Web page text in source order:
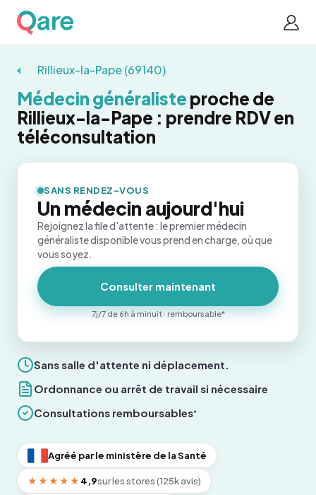
Rillieux-la-Pape (69140)
Médecin généraliste proche de
Rillieux-la-Pape : prendre RDV en
téléconsultation
Sans salle d'attente ni déplacement.
Ordonnance ou arrêt de travail si nécessaire
Consultations remboursables*
Agréé par le ministère de la Santé
★★★★★ 4,9sur les stores (125k avis)
SANS RENDEZ-VOUS
Un médecin aujourd'hui
Rejoignez la file d'attente : le premier médecin
généraliste disponible vous prend en charge, où que
vous soyez.
Consulter maintenant
7j/7 de 6h à minuit · remboursable*